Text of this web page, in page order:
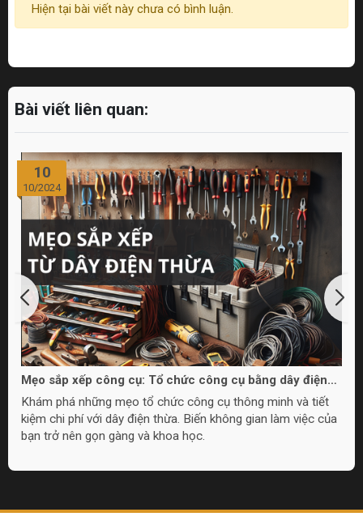
Hiện tại bài viết này chưa có bình luận.
Bài viết liên quan:
10
10/2024
Mẹo sắp xếp công cụ: Tổ chức công cụ bằng dây điện
thừa
Khám phá những mẹo tổ chức công cụ thông minh và tiết
kiệm chi phí với dây điện thừa. Biến không gian làm việc của
bạn trở nên gọn gàng và khoa học.